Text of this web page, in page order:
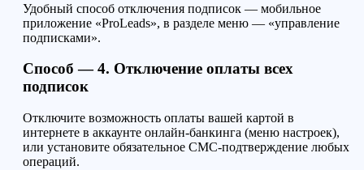
Удобный способ отключения подписок — мобильное
приложение «ProLeads», в разделе меню — «управление
подписками».
Способ — 4. Отключение оплаты всех
подписок
Отключите возможность оплаты вашей картой в
интернете в аккаунте онлайн-банкинга (меню настроек),
или установите обязательное СМС-подтверждение любых
операций.